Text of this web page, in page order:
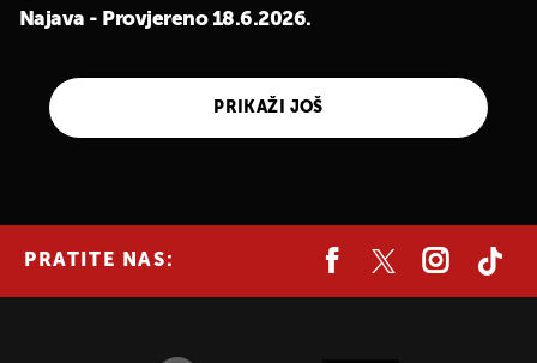
Najava - Provjereno 18.6.2026.
PRIKAŽI JOŠ
PRATITE NAS: